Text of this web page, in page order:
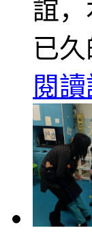
誼
已久
閱